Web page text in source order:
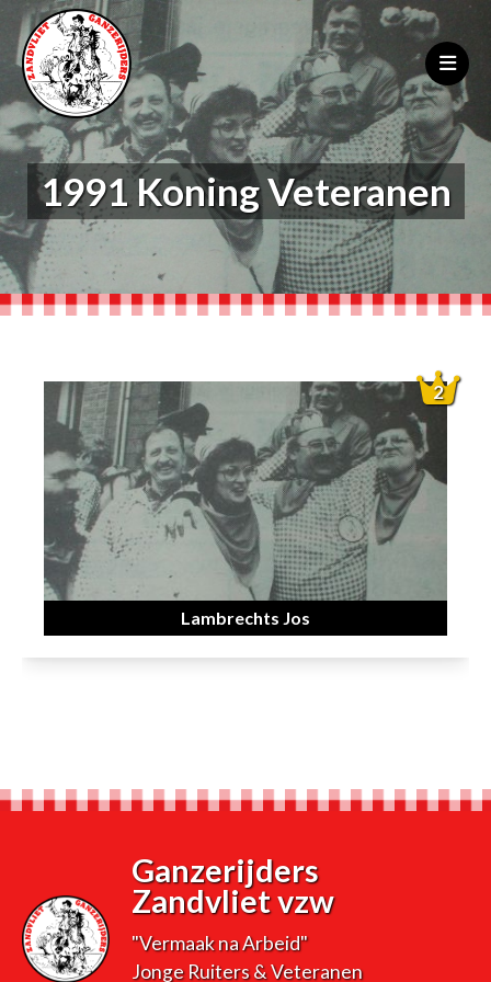
1991 Koning Veteranen
2
Lambrechts Jos
Ganzerijders
Zandvliet vzw
"Vermaak na Arbeid"
Jonge Ruiters & Veteranen